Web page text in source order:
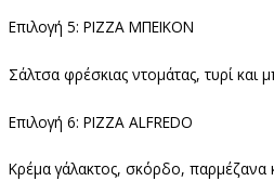
Επιλογή 5: PIZZA ΜΠΕΙΚΟΝ
Σάλτσα φρέσκιας ντομάτας, τυρί και
Επιλογή 6: PIZZA ALFREDO
Κρέμα γάλακτος, σκόρδο, παρμέζανα